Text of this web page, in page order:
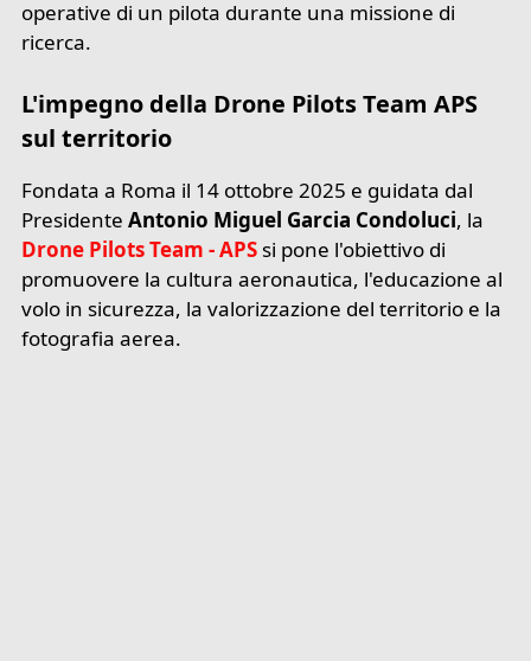
operative di un pilota durante una missione di
ricerca.
L'impegno della Drone Pilots Team APS
sul territorio
Fondata a Roma il 14 ottobre 2025 e guidata dal
PresidenteAntonio Miguel Garcia Condoluci, la
Drone Pilots Team - APS si pone l'obiettivo di
promuovere la cultura aeronautica, l'educazione al
volo in sicurezza, la valorizzazione del territorio e la
fotografia aerea.